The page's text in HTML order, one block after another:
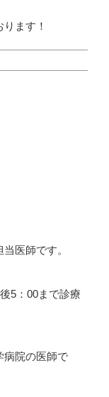
ます！
医師です。
5：00まで診療
病院の医師で